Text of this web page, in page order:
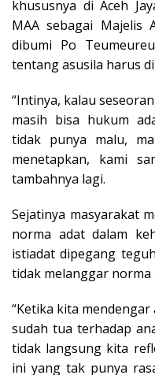
khususnya di Aceh
MAA sebagai Majelis
dibumi Po
tentang asusila harus
“Intinya, kalau
masih bisa hukum
tidak punya malu,
menetapkan, kami
tambahnya lagi.
Sejatinya masyarakat
norma adat dalam
istiadat dipegang
tidak melanggar norma
“Ketika kita
sudah tua terhadap
tidak langsung kita
ini yang tak punya